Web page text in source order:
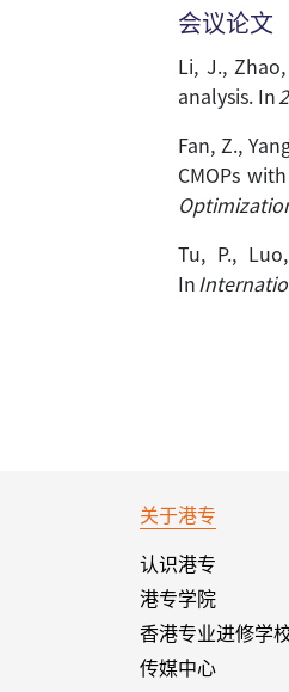
会议论文
Li, J.,
analysis. In
Fan, Z.,
CMOPs
Tu, P.,
In
关于港专
认识港专
港专学院
香港专业进修学
传媒中心